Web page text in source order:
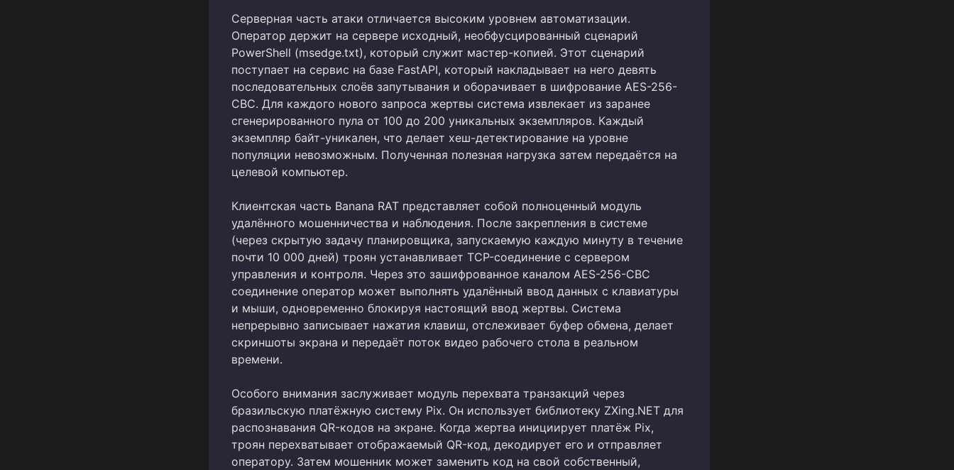
Серверная часть атаки отличается высоким уровнем автоматизации.
Оператор держит на сервере исходный, необфусцированный сценарий
PowerShell (msedge.txt), который служит мастер-копией. Этот сценарий
поступает на сервис на базе FastAPI, который накладывает на него девять
последовательных слоёв запутывания и оборачивает в шифрование AES-256-
CBC. Для каждого нового запроса жертвы система извлекает из заранее
сгенерированного пула от 100 до 200 уникальных экземпляров. Каждый
экземпляр байт-уникален, что делает хеш-детектирование на уровне
популяции невозможным. Полученная полезная нагрузка затем передаётся на
целевой компьютер.
Клиентская часть Banana RAT представляет собой полноценный модуль
удалённого мошенничества и наблюдения. После закрепления в системе
(через скрытую задачу планировщика, запускаемую каждую минуту в течение
почти 10 000 дней) троян устанавливает TCP-соединение с сервером
управления и контроля. Через это зашифрованное каналом AES-256-CBC
соединение оператор может выполнять удалённый ввод данных с клавиатуры
и мыши, одновременно блокируя настоящий ввод жертвы. Система
непрерывно записывает нажатия клавиш, отслеживает буфер обмена, делает
скриншоты экрана и передаёт поток видео рабочего стола в реальном
времени.
Особого внимания заслуживает модуль перехвата транзакций через
бразильскую платёжную систему Pix. Он использует библиотеку ZXing.NET для
распознавания QR-кодов на экране. Когда жертва инициирует платёж Pix,
троян перехватывает отображаемый QR-код, декодирует его и отправляет
оператору. Затем мошенник может заменить код на свой собственный,